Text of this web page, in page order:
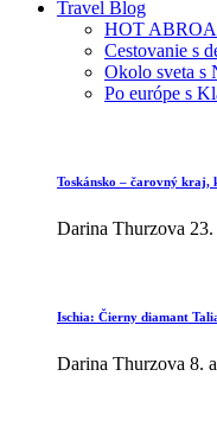
Travel Blog
HOT
Cestovanie s
Okolo sveta s
Po európe s
Toskánsko – čarovný
Darina Thurzova
Ischia: Čierny diamant
Darina Thurzova 8.